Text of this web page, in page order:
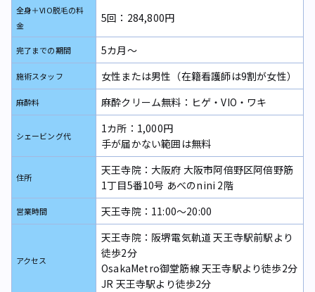
全身＋VIO脱毛の料
金
5回：284,800円
完了までの期間 5カ月～
施術スタッフ 女性または男性（在籍看護師は9割が女性）
麻酔料 麻酔クリーム無料：ヒゲ・VIO・ワキ
シェービング代
1カ所：1,000円
手が届かない範囲は無料
住所
天王寺院：大阪府 大阪市阿倍野区阿倍野筋
1丁目5番10号 あべのnini 2階
営業時間 天王寺院：11:00～20:00
アクセス
天王寺院：阪堺電気軌道 天王寺駅前駅より
徒歩2分
OsakaMetro御堂筋線 天王寺駅より徒歩2分
JR 天王寺駅より徒歩2分